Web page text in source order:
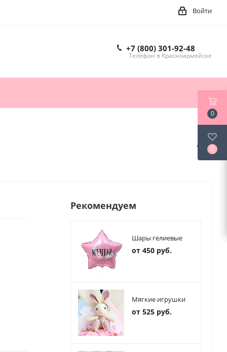
Войти
+7 (800) 301-92-48
Телефон в Красноармейске
Рекомендуем
Шары гелиевые
от 450 руб.
Мягкие игрушки
от 525 руб.
0
0